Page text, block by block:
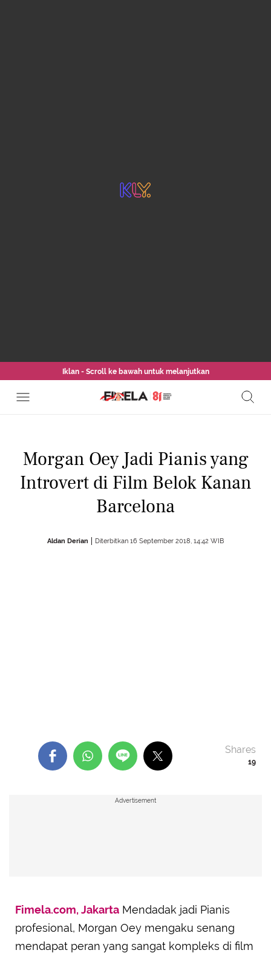
Iklan - Scroll ke bawah untuk melanjutkan
Morgan Oey Jadi Pianis yang
Introvert di Film Belok Kanan
Barcelona
Aldan Derian Diterbitkan 16 September 2018, 14:42 WIB
19
Shares
Advertisement
Fimela.com, Jakarta Mendadak jadi Pianis
profesional, Morgan Oey mengaku senang
mendapat peran yang sangat kompleks di film